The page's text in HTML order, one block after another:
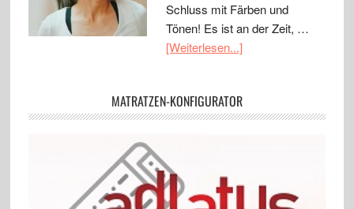
Schluss mit Färben und
Tönen! Es ist an der Zeit, …
[Weiterlesen...]
MATRATZEN-KONFIGURATOR